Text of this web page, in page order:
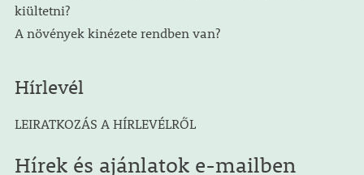
kiültetni?
A növények kinézete rendben van?
Hírlevél
LEIRATKOZÁS A HÍRLEVÉLRŐL
Hírek és ajánlatok e-mailben